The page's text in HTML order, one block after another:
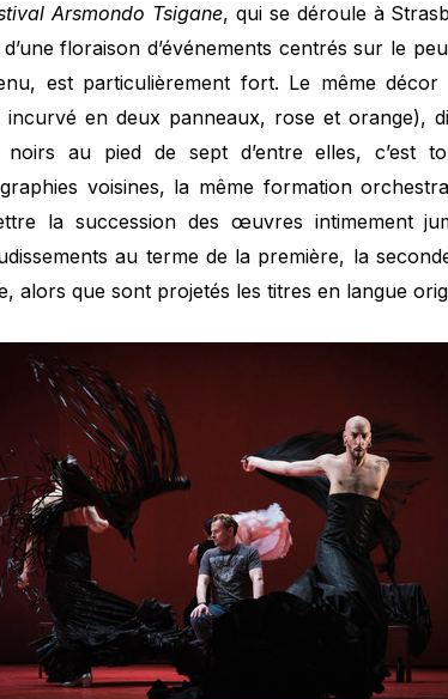
Arsmondo Tsigane, qui se déroule à
d’une floraison d’événements centrés sur le
est particulièrement fort. Le même
incurvé en deux panneaux, rose et orange),
noirs au pied de sept d’entre elles, c’est
voisines, la même formation
la succession des œuvres intimement
au terme de la première, la
alors que sont projetés les titres en langue